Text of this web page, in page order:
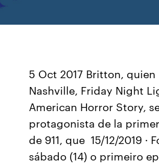
5 Oct 2017 Britton,
Nashville, Friday Night
American Horror Story,
protagonista de la
de 911, que 15/12/2019 ·
sábado (14) o primeiro